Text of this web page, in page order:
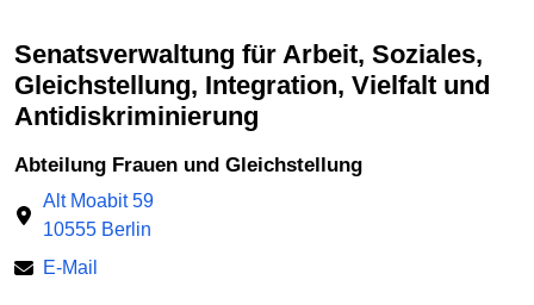
Senatsverwaltung für Arbeit, Soziales,
Gleichstellung, Integration, Vielfalt und
Antidiskriminierung
Abteilung Frauen und Gleichstellung
Alt Moabit 59
10555 Berlin
E-Mail